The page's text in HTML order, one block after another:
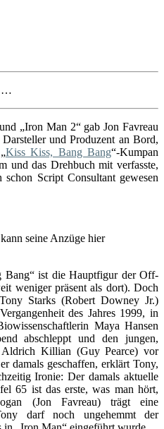
…
„Iron Man 2“ gab Jon Favreau
und Produzent an Bord,
Kiss Kiss, Bang Bang“-Kumpan
und das Drehbuch mit verfasste,
Script Consultant gewesen
seine Anzüge hier
Bang“ ist die Hauptfigur der Off-
weniger präsent als dort). Doch
Starks (Robert Downey Jr.)
des Jahres 1999, in
Maya Hansen
abschleppt und den jungen,
Aldrich Killian (Guy Pearce) vor
damals geschaffen, erklärt Tony,
Ironie: Der damals aktuelle
65 ist das erste, was man hört,
(Jon Favreau) trägt eine
darf noch ungehemmt der